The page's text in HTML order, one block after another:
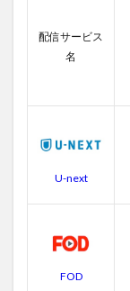
配信サービス
名
U-next
FOD